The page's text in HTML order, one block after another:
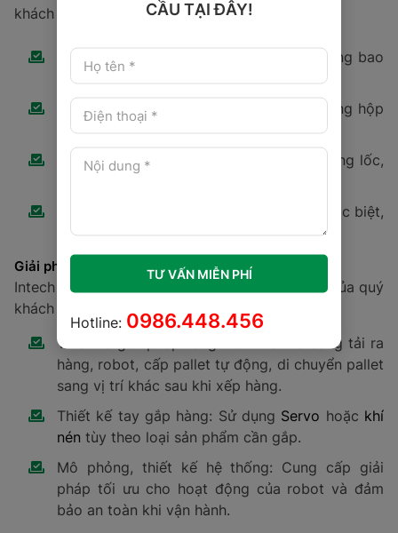
khách hàng như:
Giải pháp robot bốc xếp hàng hóa là dạng bao
lên Pallet;
Giải pháp robot bốc xếp hàng hóa là dạng hộp
lên Pallet;
Giải pháp robot bốc xếp hàng hóa là dạng lốc,
Giải pháp robot bốc xếp các hàng hóa đặc biệt,
dị hình, dị dạng,...lên
Giải pháp
Intech Group lựa chọn robot tùy theo nhu cầu của quý
khách hàng với các giải pháp như sau:
Thiết kế giải pháp tổng thể: thiết kế băng tải ra
hàng, robot, cấp pallet tự động, di chuyển pallet
sang vị trí khác sau khi xếp hàng.
Thiết kế tay gắp hàng: Sử dụng Servo hoặc khí
nén tùy theo loại sản phẩm cần gắp.
Mô phỏng, thiết kế hệ thống: Cung cấp giải
pháp tối ưu cho hoạt động của robot và đảm
bảo an toàn khi vận hành.
CẦU TẠI ĐÂY!
TƯ VẤN MIỄN PHÍ
Hotline: 0986.448.456